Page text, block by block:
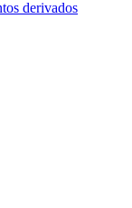
derivados